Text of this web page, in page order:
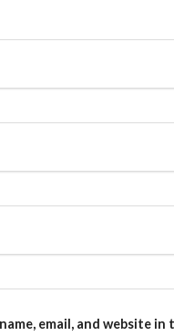
email, and website